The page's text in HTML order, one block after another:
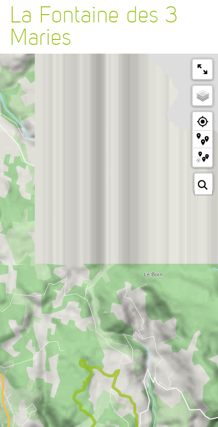
La Fontaine des 3
Maries